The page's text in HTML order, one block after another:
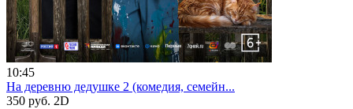
10:45
На деревню дедушке 2 (комедия, семейн...
350 руб. 2D